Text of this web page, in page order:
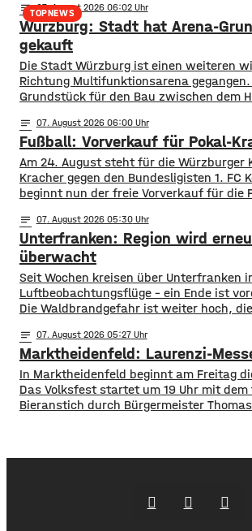
TOPNEWS
notes 07. August 2026 06:02
Würzburg: Stadt hat Arena-
gekauft
Die Stadt Würzburg ist einen weiteren
Richtung Multifunktionsarena
Grundstück für den Bau zwischen dem
bei Instagram mitgeteilt hat, ist der
unterschrieben. In Anlehnung an den
der ersten Mondlandung sagt Heilig, es
notes 07. August 2026 06:00
Fußball: Vorverkauf für Pokal-
Am 24. August steht für die Würzburger
Kracher gegen den Bundesligisten 1. FC
beginnt nun der freie Vorverkauf für die
Freitagmittag 12 Uhr, können aber alle
Für das Spiel gegen die Bundesliga-
wird eine große Kulisse
notes 07. August 2026 05:30
Unterfranken: Region wird
überwacht
​​Seit Wochen kreisen über Unterfranken
Luftbeobachtungsflüge – ein Ende ist
Die Waldbrandgefahr ist weiter hoch,
finden deshalb am Wochenende wieder
Die Flugzeuge halten dabei Ausschau
Brandherden. ​Die Situation bleibt
in den Wäldern, sondern
notes 07. August 2026 05:27
Marktheidenfeld: Laurenzi-
In Marktheidenfeld beginnt am Freitag
Das Volksfest startet um 19 Uhr mit
Bieranstich durch Bürgermeister